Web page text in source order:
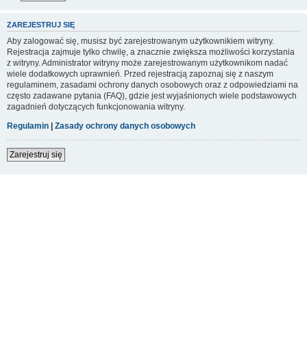
ZAREJESTRUJ SIĘ
Aby zalogować się, musisz być zarejestrowanym użytkownikiem witryny.
Rejestracja zajmuje tylko chwilę, a znacznie zwiększa możliwości korzystania
z witryny. Administrator witryny może zarejestrowanym użytkownikom nadać
wiele dodatkowych uprawnień. Przed rejestracją zapoznaj się z naszym
regulaminem, zasadami ochrony danych osobowych oraz z odpowiedziami na
często zadawane pytania (FAQ), gdzie jest wyjaśnionych wiele podstawowych
zagadnień dotyczących funkcjonowania witryny.
Regulamin | Zasady ochrony danych osobowych
Zarejestruj się